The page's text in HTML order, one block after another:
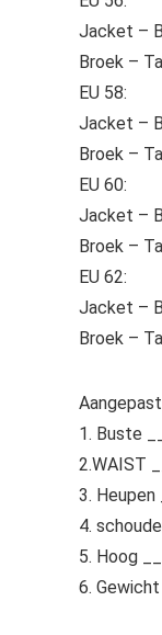
Jacket –
Broek –
EU 58:
Jacket –
Broek –
EU 60:
Jacket –
Broek –
EU 62:
Jacket –
Broek –
1. Buste
2.WAIST
3. Heupen
4.
5. Hoog
6.